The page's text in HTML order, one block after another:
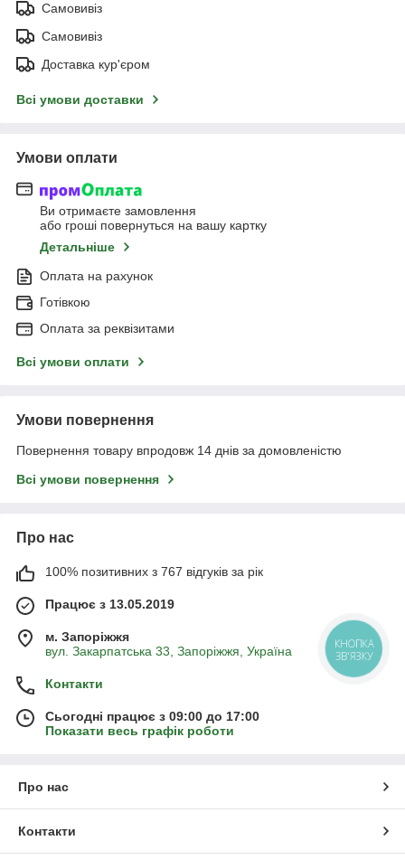
Самовивіз
Самовивіз
Доставка кур'єром
Всі умови доставки
Умови оплати
Ви отримаєте замовлення
або гроші повернуться на вашу картку
Детальніше
Оплата на рахунок
Готівкою
Оплата за реквізитами
Всі умови оплати
Умови повернення
Повернення товару впродовж 14 днів за домовленістю
Всі умови повернення
Про нас
100% позитивних з 767 відгуків за рік
Працює з 13.05.2019
м. Запоріжжя
вул. Закарпатська 33, Запоріжжя, Україна
Контакти
Сьогодні працює з 09:00 до 17:00
Показати весь графік роботи
Про нас
Контакти
КНОПКА
ЗВ'ЯЗКУ